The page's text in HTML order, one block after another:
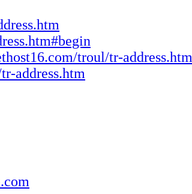
troul/tr-address.htm
address.htm